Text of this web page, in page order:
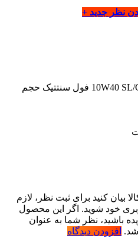
نظر جدید +
روغن موتور راکی مدل 10W40 SL/CF فول سنتتیک حجم
بیان کنید برای ثبت نظر، لازم
خود شوید. اگر این محصول
باشید، نظر شما به عنوان
افزودن دیدگاه